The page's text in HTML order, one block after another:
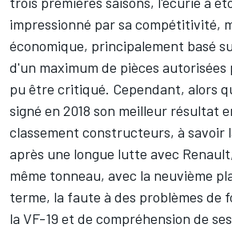
impressionné par sa compétitivité,
économique, principalement basé
d'un maximum de pièces autorisées
pu être critiqué. Cependant, alors
signé en 2018 son meilleur résultat
classement constructeurs, à savoir
après une longue lutte avec
même tonneau, avec la neuvième
terme, la faute à des problèmes de
la VF-19 et de compréhension de